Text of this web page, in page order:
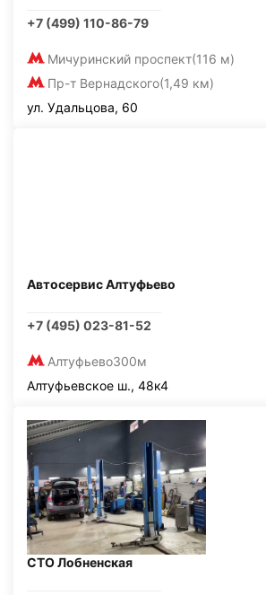
+7 (499) 110-86-79
Мичуринский проспект(116 м)
Пр-т Вернадского(1,49 км)
ул. Удальцова, 60
Автосервис Алтуфьево
+7 (495) 023-81-52
Алтуфьево300м
Алтуфьевское ш., 48к4
СТО Лобненская